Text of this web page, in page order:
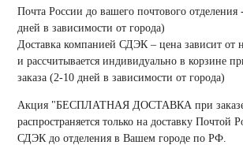
Почта России до вашего почтового
дней в зависимости от города)
Доставка компаниейСДЭК – цена зависит от
и рассчитывается индивидуально в корзине
заказа (2-10 дней в зависимости от города)
Акция "БЕСПЛАТНАЯ ДОСТАВКА при заказе
распространяется только на доставку Почтой
СДЭК до отделения в Вашем городе по РФ.